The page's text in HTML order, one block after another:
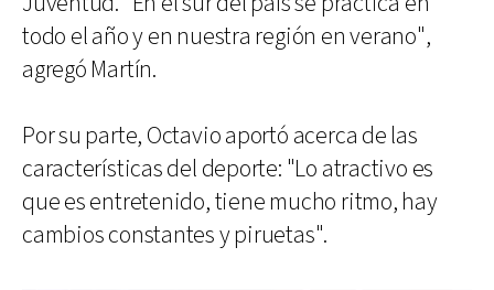
todo el año y en nuestra región en verano",
agregó Martín.
Por su parte, Octavio aportó acerca de las
características del deporte: "Lo atractivo es
que es entretenido, tiene mucho ritmo, hay
cambios constantes y piruetas".